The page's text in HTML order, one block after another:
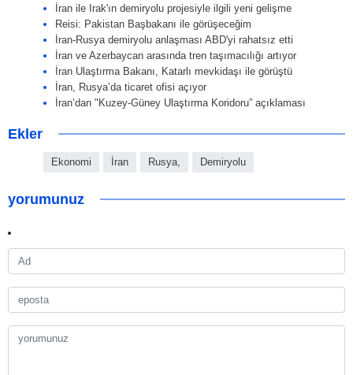
İran ile Irak'ın demiryolu projesiyle ilgili yeni gelişme
Reisi: Pakistan Başbakanı ile görüşeceğim
İran-Rusya demiryolu anlaşması ABD'yi rahatsız etti
İran ve Azerbaycan arasında tren taşımacılığı artıyor
İran Ulaştırma Bakanı, Katarlı mevkidaşı ile görüştü
İran, Rusya’da ticaret ofisi açıyor
İran’dan "Kuzey-Güney Ulaştırma Koridoru” açıklaması
Ekler
Ekonomi İran Rusya, Demiryolu
yorumunuz